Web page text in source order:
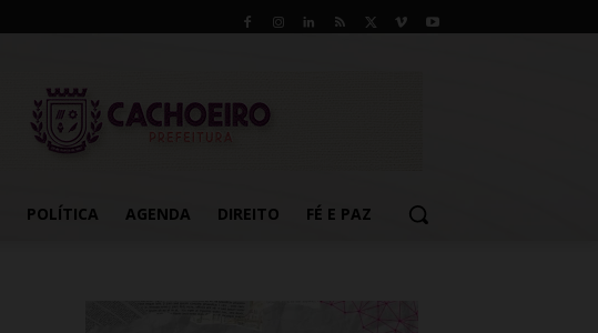
POLÍTICA AGENDA DIREITO FÉ E PAZ